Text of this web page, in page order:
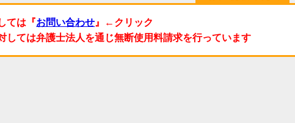
ては『お問い合わせ 』←クリック
しては弁護士法人を通じ無断使用料請求を行っています